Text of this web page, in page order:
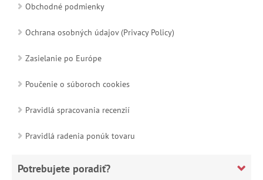
Obchodné podmienky
Ochrana osobných údajov (Privacy Policy)
Zasielanie po Európe
Poučenie o súboroch cookies
Pravidlá spracovania recenzií
Pravidlá radenia ponúk tovaru
Potrebujete poradiť?